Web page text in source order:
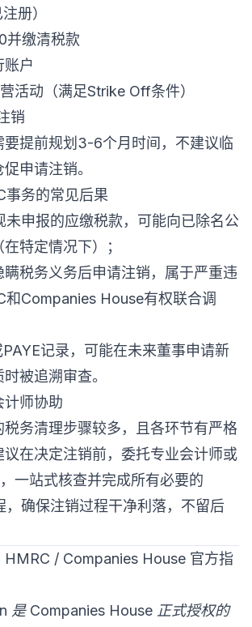
册）
并缴清税款
账户
活动（满足Strike Off条件）
销
要提前规划3-6个月时间，不建议临
申请注销。
事务的常见后果
未申报的应缴税款，可能向已除名公
特定情况下）；
税务义务后申请注销，属于严重违
和Companies House有权联合调
记录，可能在未来董事申请新
被追溯审查。
计师协助
税务清理步骤较多，且各环节有严格
议在决定注销前，委托专业会计师或
一站式核查并完成所有必要的
，确保注销过程干净利落，不留后
HMRC / Companies House 官方指
是 Companies House 正式授权的